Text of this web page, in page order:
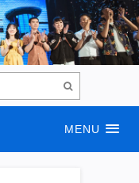
MENU